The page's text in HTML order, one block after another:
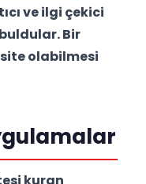
ve ilgi çekici
Bir
olabilmesi